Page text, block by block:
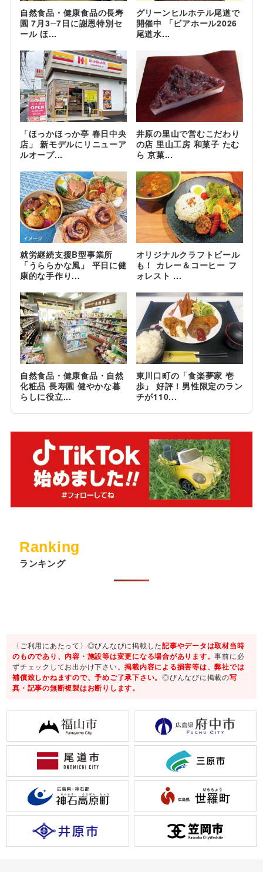
自然食品・健康食品の長寿
園 7月3─7日に謝恩特別セ
ール ほ...
グリーンヒルホテル尾道で
開催中 「ビアホール2026
尾道水...
「ほっかほっか亭 春日中央
店」 新モデルにリニューア
ルオープ...
井原の里山で営むこだわり
の店 里山工房 和菓子 たむ
ら 京菓...
就労継続支援B型事業所
「うららかな風」 平日に健
康的な手作り...
オリジナルクラフトビール
も！ カレー＆コーヒー フ
ォレスト ...
自然食品・健康食品・自然
化粧品 長寿園 健やかな暮
らしに役立...
東川口町の「食楽夢家 壱
歩」 好評！男性限定のラン
チが110...
Ranking
ランキング
〈ご利用にあたって〉◎びんなびに掲載した記事やデータは取材当時
のものであり、内容・施設等は変更になる場合があります。事前に必
ずチェックしてお出かけ下さい。掲載内容による損害等は、弊社では
補償致しかねますので、予めご了承下さい。◎びんなびに掲載の写
真・記事の無断複製はお断りします。